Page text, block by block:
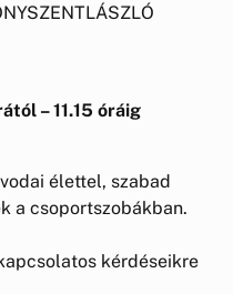
– 11.15 óráig
élettel, szabad
a csoportszobákban.
kérdéseikre